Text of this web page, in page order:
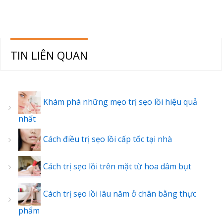
TIN LIÊN QUAN
Khám phá những mẹo trị sẹo lồi hiệu quả
nhất
Cách điều trị sẹo lồi cấp tốc tại nhà
Cách trị sẹo lồi trên mặt từ hoa dâm bụt
Cách trị sẹo lồi lâu năm ở chân bằng thực
phẩm